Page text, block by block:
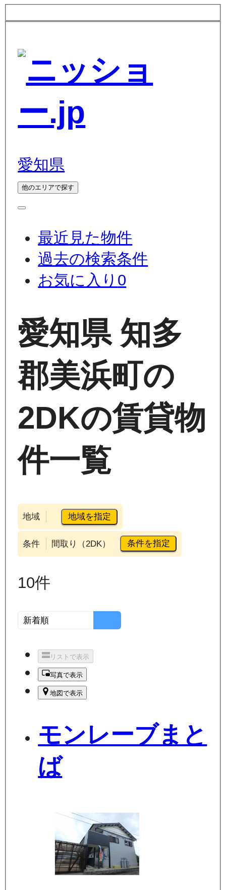
愛知県
他のエリアで探す
最近見た物件
過去の検索条件
お気に入り 0
愛知県 知多
郡美浜町の
2DKの賃貸物
件一覧
地域 地域を指定
条件 間取り（2DK） 条件を指定
10件
リストで表示
写真で表示
地図で表示
モンレーブまと
ば